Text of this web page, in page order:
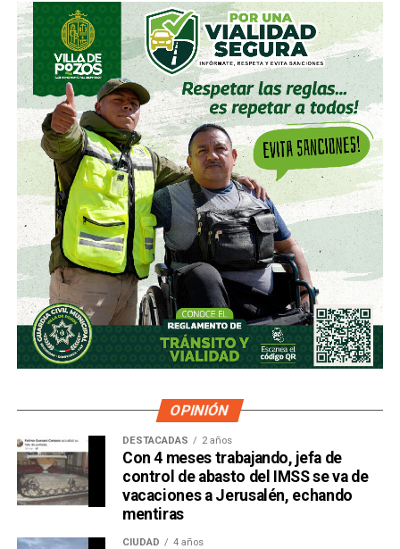
OPINIÓN
DESTACADAS 2 años
Con 4 meses trabajando, jefa de
control de abasto del IMSS se va de
vacaciones a Jerusalén, echando
mentiras
CIUDAD 4 años